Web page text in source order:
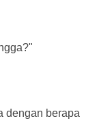
dengan berapa